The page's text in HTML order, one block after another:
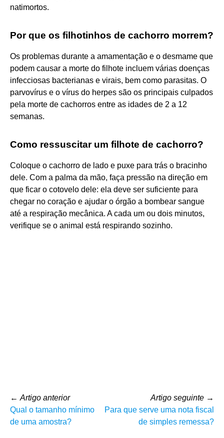
natimortos.
Por que os filhotinhos de cachorro morrem?
Os problemas durante a amamentação e o desmame que
podem causar a morte do filhote incluem várias doenças
infecciosas bacterianas e virais, bem como parasitas. O
parvovírus e o vírus do herpes são os principais culpados
pela morte de cachorros entre as idades de 2 a 12
semanas.
Como ressuscitar um filhote de cachorro?
Coloque o cachorro de lado e puxe para trás o bracinho
dele. Com a palma da mão, faça pressão na direção em
que ficar o cotovelo dele: ela deve ser suficiente para
chegar no coração e ajudar o órgão a bombear sangue
até a respiração mecânica. A cada um ou dois minutos,
verifique se o animal está respirando sozinho.
← Artigo anterior
Qual o tamanho mínimo
de uma amostra?
Artigo seguinte →
Para que serve uma nota fiscal
de simples remessa?